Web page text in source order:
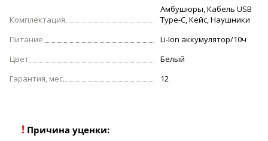
Комплектация
Амбушюры, Кабель USB
Type-C, Кейс, Наушники
Питание
Li-Ion аккумулятор/10ч
Цвет
Белый
Гарантия, мес.
12
! Причина уценки: